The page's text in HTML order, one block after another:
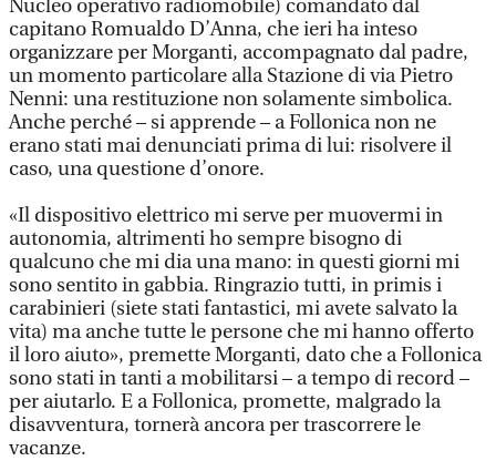
Nucleo operativo radiomobile) comandato dal
capitano Romualdo D’Anna, che ieri ha inteso
organizzare per Morganti, accompagnato dal padre,
un momento particolare alla Stazione di via Pietro
Nenni: una restituzione non solamente simbolica.
Anche perché – si apprende – a Follonica non ne
erano stati mai denunciati prima di lui: risolvere il
caso, una questione d’onore.
«Il dispositivo elettrico mi serve per muovermi in
autonomia, altrimenti ho sempre bisogno di
qualcuno che mi dia una mano: in questi giorni mi
sono sentito in gabbia. Ringrazio tutti, in primis i
carabinieri (siete stati fantastici, mi avete salvato la
vita) ma anche tutte le persone che mi hanno offerto
il loro aiuto», premette Morganti, dato che a Follonica
sono stati in tanti a mobilitarsi – a tempo di record –
per aiutarlo. E a Follonica, promette, malgrado la
disavventura, tornerà ancora per trascorrere le
vacanze.